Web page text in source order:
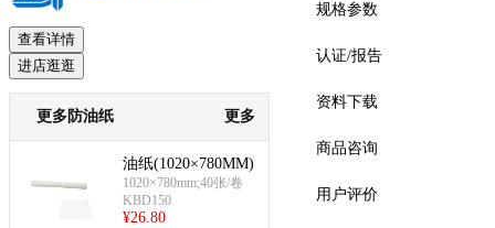
查看详情
进店逛逛
更多防油纸 更多
油纸(1020×780MM)
1020×780mm;40张/卷
KBD150
¥26.80
规格参数
认证/报告
资料下载
商品咨询
用户评价